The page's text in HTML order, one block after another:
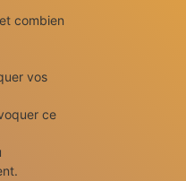
combien
vos
ce